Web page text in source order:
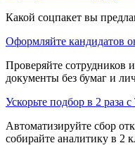
Какой соцпакет вы
Оформляйте кандидатов
Проверяйте сотрудников
документы без бумаг и
Ускорьте подбор в 2 раза
Автоматизируйте сбор
собирайте аналитику в 2